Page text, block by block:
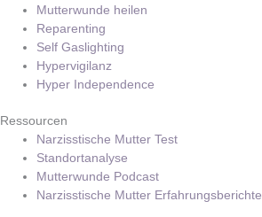
Mutterwunde heilen
Reparenting
Self Gaslighting
Hypervigilanz
Hyper Independence
Ressourcen
Narzisstische Mutter Test
Standortanalyse
Mutterwunde Podcast
Narzisstische Mutter Erfahrungsberichte